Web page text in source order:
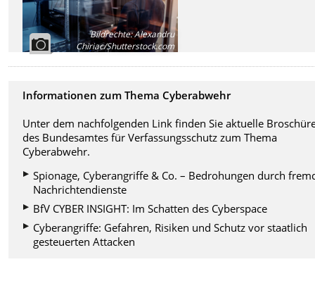
Bildrechte:Alexandru
Chiriac/Shutterstock.com
Informationen zum Thema Cyberabwehr
Unter dem nachfolgenden Link finden Sie aktuelle
des Bundesamtes für Verfassungsschutz zum Thema
Cyberabwehr.
Spionage, Cyberangriffe & Co. – Bedrohungen durch
Nachrichtendienste
BfV CYBER INSIGHT: Im Schatten des Cyberspace
Cyberangriffe: Gefahren, Risiken und Schutz vor staatlich
gesteuerten Attacken